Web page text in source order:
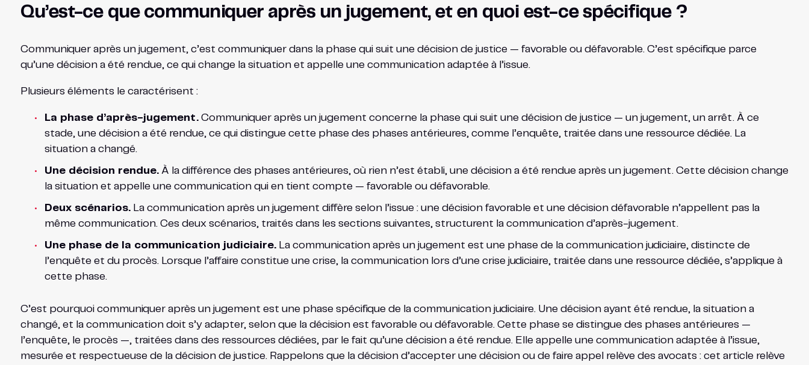
Qu’est-ce que communiquer après un jugement, et en quoi est-ce spécifique ?
Communiquer après un jugement, c’est communiquer dans la phase qui suit une décision de justice — favorable ou défavorable. C’est spécifique parce
qu’une décision a été rendue, ce qui change la situation et appelle une communication adaptée à l’issue.
Plusieurs éléments le caractérisent :
La phase d’après-jugement.Communiquer après un jugement concerne la phase qui suit une décision de justice — un jugement, un arrêt. À ce
stade, une décision a été rendue, ce qui distingue cette phase des phases antérieures, comme l’enquête, traitée dans une ressource dédiée. La
situation a changé.
Une décision rendue.À la différence des phases antérieures, où rien n’est établi, une décision a été rendue après un jugement. Cette décision change
la situation et appelle une communication qui en tient compte — favorable ou défavorable.
Deux scénarios.La communication après un jugement diffère selon l’issue : une décision favorable et une décision défavorable n’appellent pas la
même communication. Ces deux scénarios, traités dans les sections suivantes, structurent la communication d’après-jugement.
Une phase de la communication judiciaire.La communication après un jugement est une phase de la communication judiciaire, distincte de
l’enquête et du procès. Lorsque l’affaire constitue une crise, la communication lors d’une crise judiciaire, traitée dans une ressource dédiée, s’applique à
cette phase.
C’est pourquoi communiquer après un jugement est une phase spécifique de la communication judiciaire. Une décision ayant été rendue, la situation a
changé, et la communication doit s’y adapter, selon que la décision est favorable ou défavorable. Cette phase se distingue des phases antérieures —
l’enquête, le procès —, traitées dans des ressources dédiées, par le fait qu’une décision a été rendue. Elle appelle une communication adaptée à l’issue,
mesurée et respectueuse de la décision de justice. Rappelons que la décision d’accepter une décision ou de faire appel relève des avocats : cet article relève